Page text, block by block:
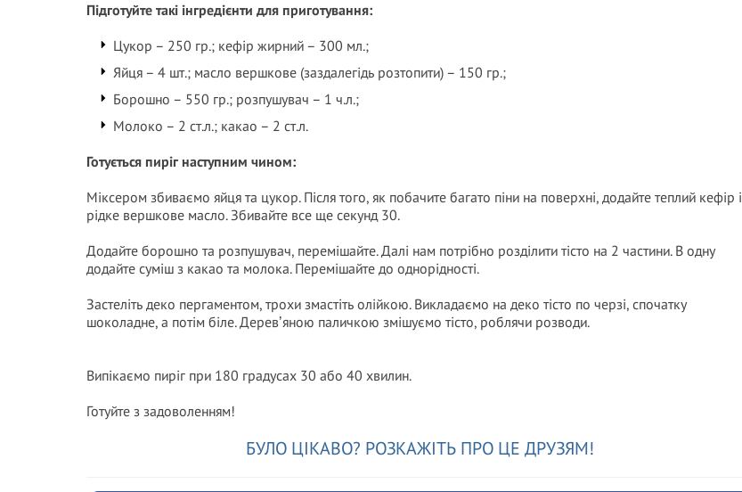
Підготуйте такі інгредієнти для приготування:
Цукор – 250 гр.; кефір жирний – 300 мл.;
Яйця – 4 шт.; масло вершкове (заздалегідь розтопити) – 150 гр.;
Борошно – 550 гр.; розпушувач – 1 ч.л.;
Молоко – 2 ст.л.; какао – 2 ст.л.
Готується пиріг наступним чином:
Міксером збиваємо яйця та цукор. Після того, як побачите багато піни на поверхні, додайте теплий кефір і
рідке вершкове масло. Збивайте все ще секунд 30.
Додайте борошно та розпушувач, перемішайте. Далі нам потрібно розділити тісто на 2 частини. В одну
додайте суміш з какао та молока. Перемішайте до однорідності.
Застеліть деко пергаментом, трохи змастіть олійкою. Викладаємо на деко тісто по черзі, спочатку
шоколадне, а потім біле. Деревʼяною паличкою змішуємо тісто, роблячи розводи.
Випікаємо пиріг при 180 градусах 30 або 40 хвилин.
Готуйте з задоволенням!
БУЛО ЦІКАВО? РОЗКАЖІТЬ ПРО ЦЕ ДРУЗЯМ!